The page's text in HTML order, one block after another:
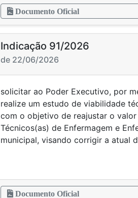
Documento Oficial
Indicação 91/2026
de 22/06/2026
solicitar ao Poder Executivo, por
realize um estudo de viabilidade
com o objetivo de reajustar o
Técnicos(as) de Enfermagem e
municipal, visando corrigir a atual
Documento Oficial